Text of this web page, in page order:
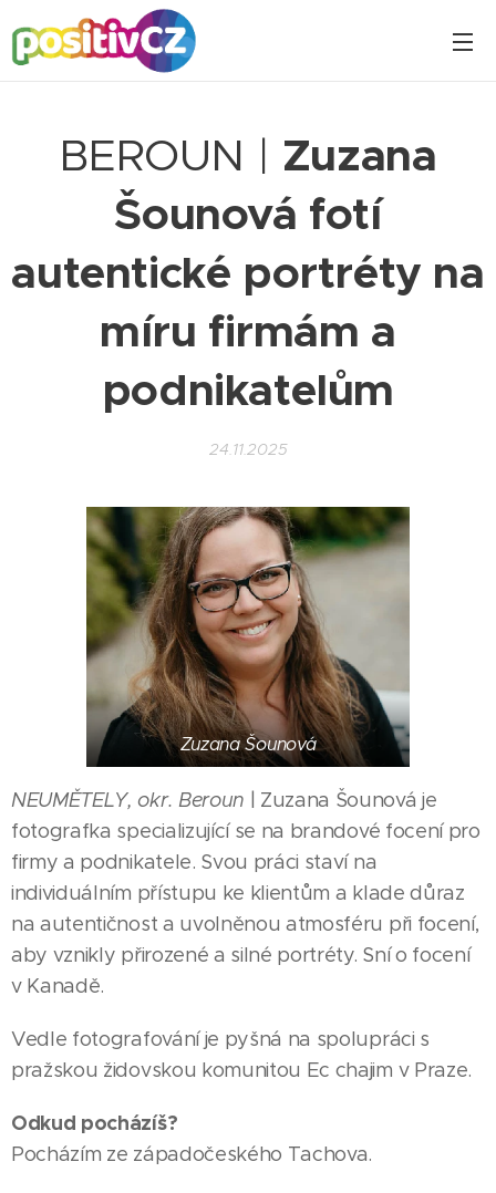
BEROUN | Zuzana
Šounová fotí
autentické portréty na
míru firmám a
podnikatelům
24.11.2025
Zuzana Šounová
NEUMĚTELY, okr. Beroun
| Zuzana Šounová je
fotografka specializující se na brandové focení pro
firmy a podnikatele. Svou práci staví na
individuálním přístupu ke klientům a klade důraz
na autentičnost a uvolněnou atmosféru při focení,
aby vznikly přirozené a silné portréty. Sní o focení
v Kanadě.
Vedle fotografování je pyšná na spolupráci s
pražskou židovskou komunitou Ec chajim v Praze.
Odkud pocházíš?
Pocházím ze západočeského Tachova.